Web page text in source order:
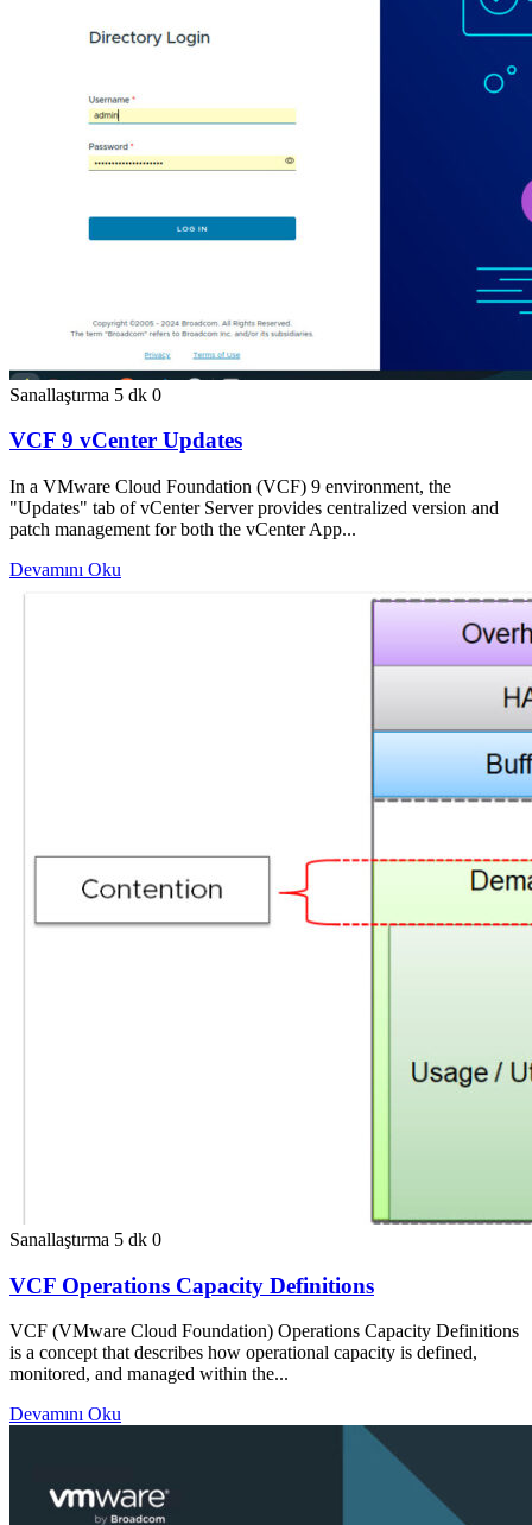
Sanallaştırma 5 dk 0
VCF 9 vCenter Updates
In a VMware Cloud Foundation (VCF) 9 environment, the
"Updates" tab of vCenter Server provides centralized version and
patch management for both the vCenter App...
Devamını Oku
Sanallaştırma 5 dk 0
VCF Operations Capacity Definitions
VCF (VMware Cloud Foundation) Operations Capacity Definitions
is a concept that describes how operational capacity is defined,
monitored, and managed within the...
Devamını Oku